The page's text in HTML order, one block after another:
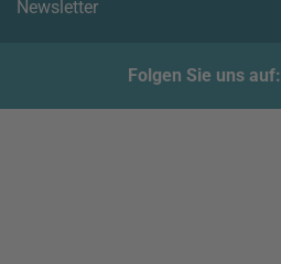
Newsletter
Folgen Sie uns auf: